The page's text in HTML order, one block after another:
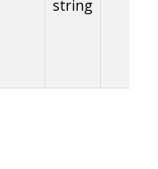
string